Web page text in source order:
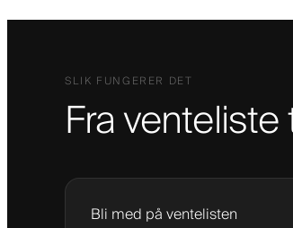
SLIK FUNGERER DET
Fra
Bli med på ventelisten